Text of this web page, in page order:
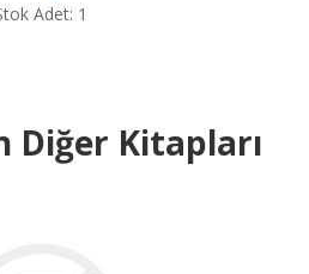
Adet: 1
Diğer Kitapları